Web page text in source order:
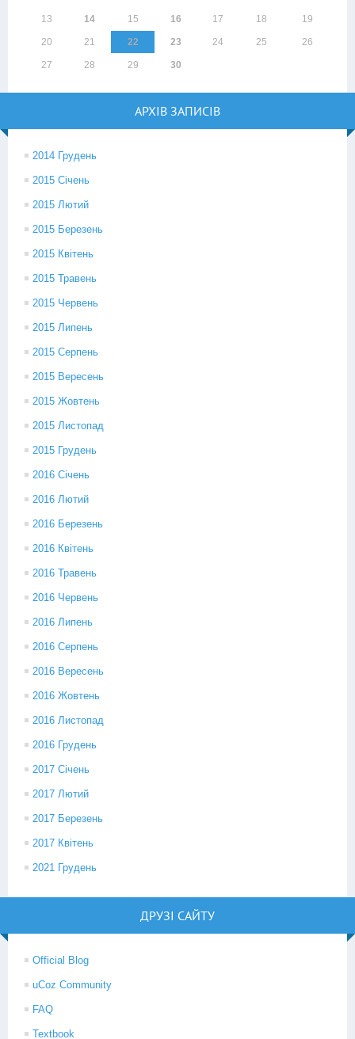
13 14 15 16 17 18 19
20 21 22 23 24 25 26
27 28 29 30
АРХІВ ЗАПИСІВ
2014 Грудень
2015 Січень
2015 Лютий
2015 Березень
2015 Квітень
2015 Травень
2015 Червень
2015 Липень
2015 Серпень
2015 Вересень
2015 Жовтень
2015 Листопад
2015 Грудень
2016 Січень
2016 Лютий
2016 Березень
2016 Квітень
2016 Травень
2016 Червень
2016 Липень
2016 Серпень
2016 Вересень
2016 Жовтень
2016 Листопад
2016 Грудень
2017 Січень
2017 Лютий
2017 Березень
2017 Квітень
2021 Грудень
ДРУЗІ САЙТУ
Official Blog
uCoz Community
FAQ
Textbook